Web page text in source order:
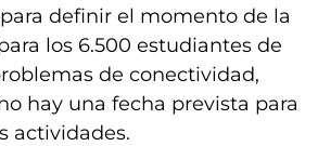
definir el momento de la
los 6.500 estudiantes de
de conectividad,
hay una fecha prevista para
actividades.